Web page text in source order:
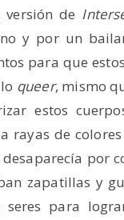
de
y por un
para que
queer, mismo
estos
de
por
zapatillas y
seres para